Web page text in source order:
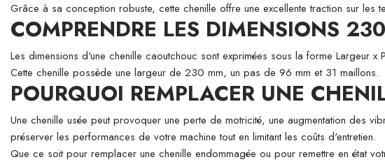
Grâce à sa conception robuste, cette chenille offre une excellente traction sur les
COMPRENDRE LES DIMENSIONS
Les dimensions d'une chenille caoutchouc sont exprimées sous la forme Largeur x
Cette chenille possède une largeur de 230 mm, un pas de 96 mm et 31 maillons.
POURQUOI REMPLACER UNE
Une chenille usée peut provoquer une perte de motricité, une augmentation des
préserver les performances de votre machine tout en limitant les coûts d'entretien.
Que ce soit pour remplacer une chenille endommagée ou pour remettre en état